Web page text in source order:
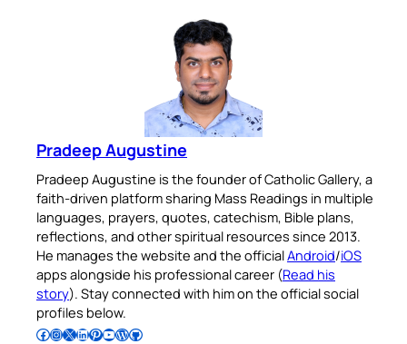
Pradeep Augustine
Pradeep Augustine is the founder of Catholic Gallery, a
faith-driven platform sharing Mass Readings in multiple
languages, prayers, quotes, catechism, Bible plans,
reflections, and other spiritual resources since 2013.
He manages the website and the officialAndroid/iOS
apps alongside his professional career (Read his
story). Stay connected with him on the official social
profiles below.
Follow Pradeep on Facebook Follow Pradeep on InstagramFollow Pradeep on X Follow Pradeep on LinkedIn Follow Pradeep on Pinterest Subscribe to Pradeep’s Youtube Channel Follow Pradeep on WordPress Follow Pradeep on GitHub